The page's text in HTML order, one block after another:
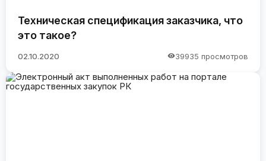
Техническая спецификация заказчика, что
это такое?
02.10.2020 39935 просмотров